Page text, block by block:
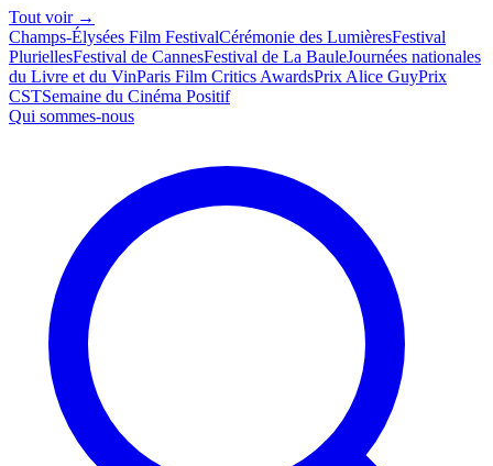
Tout voir →
Champs-Élysées Film FestivalCérémonie des LumièresFestival
PluriellesFestival de CannesFestival de La BauleJournées nationales
du Livre et du VinParis Film Critics AwardsPrix Alice GuyPrix
CSTSemaine du Cinéma Positif
Qui sommes-nous